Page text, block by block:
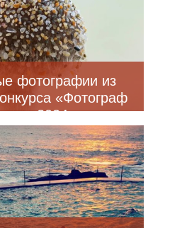
фотографии из
«Фотограф
2024 года»